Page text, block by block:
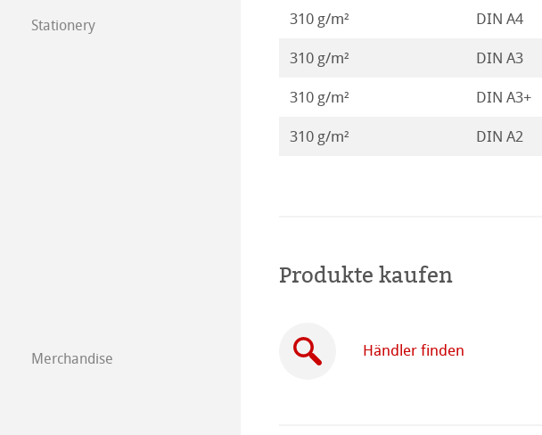
Kalender 2019
Kalender 2018
Stationery
Co-Branding
Merchandise
310 g/m² DIN A4
310 g/m² DIN A3
310 g/m² DIN A3+
310 g/m² DIN A2
Produkte kaufen
Händler finden